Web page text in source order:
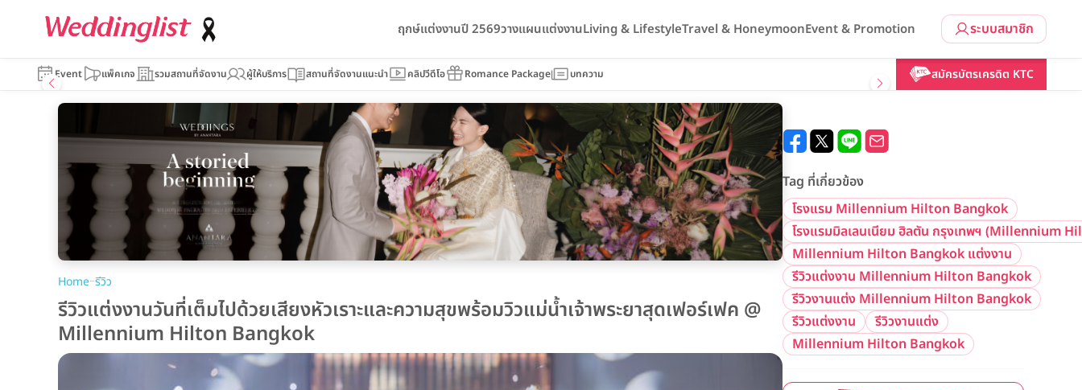
ระบบสมาชิก
ฤกษ์แต่งงานปี 2569วางแผนแต่งงานLiving & LifestyleTravel & HoneymoonEvent & Promotion
Event แพ็คเกจ รวมสถานที่จัดงาน ผู้ให้บริการ สถานที่จัดงานแนะนำ คลิปวีดีโอ Romance Package บทความ สมัครบัตรเครดิต KTC
Home–รีวิว
รีวิวแต่งงานวันที่เต็มไปด้วยเสียงหัวเราะและความสุขพร้อมวิวแม่น้ำเจ้าพระยาสุดเฟอร์เฟค @
Millennium Hilton Bangkok
Tag ที่เกี่ยวข้อง
โรงแรม Millennium Hilton Bangkok
โรงแรมมิลเลนเนียม ฮิลตัน กรุงเทพฯ (Millennium
Millennium Hilton Bangkok แต่งงาน
รีวิวแต่งงาน Millennium Hilton Bangkok
รีวิวงานแต่ง Millennium Hilton Bangkok
รีวิวแต่งงาน
รีวิวงานแต่ง
Millennium Hilton Bangkok